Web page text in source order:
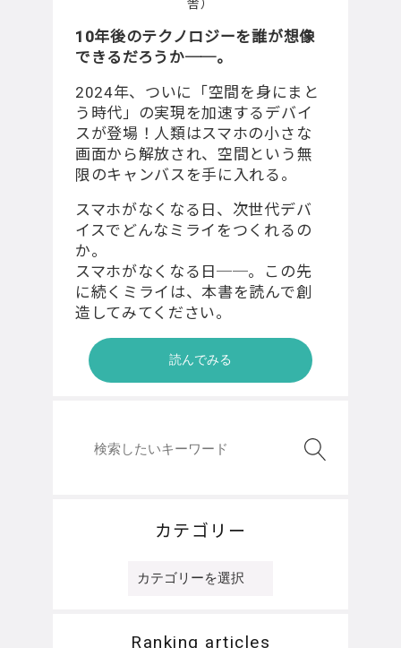
舎）
10年後のテクノロジーを誰が想像
できるだろうか──。
2024年、ついに「空間を身にまと
う時代」の実現を加速するデバイ
スが登場！⼈類はスマホの⼩さな
画⾯から解放され、空間という無
限のキャンバスを⼿に⼊れる。
スマホがなくなる日、次世代デバ
イスでどんなミライをつくれるの
か。
スマホがなくなる日──。この先
に続くミライは、本書を読んで創
造してみてください。
読んでみる
カテゴリー
テ
ー
Ranking articles